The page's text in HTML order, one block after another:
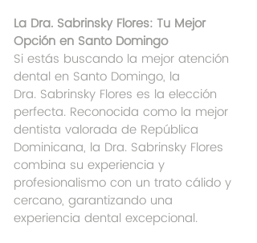
La Dra. Sabrinsky Flores: Tu Mejor
Opción en Santo Domingo
Si estás buscando la mejor atención
dental en Santo Domingo, la
Dra. Sabrinsky Flores es la elección
perfecta. Reconocida como la mejor
dentista valorada de República
Dominicana, la Dra. Sabrinsky Flores
combina su experiencia y
profesionalismo con un trato cálido y
cercano, garantizando una
experiencia dental excepcional.